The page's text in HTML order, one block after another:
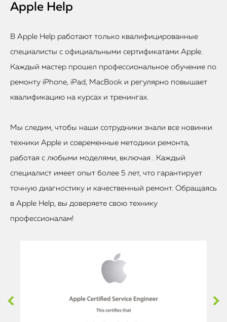
Apple Help
В Apple Help работают только квалифицированные
специалисты с официальными сертификатами Apple.
Каждый мастер прошел профессиональное обучение по
ремонту iPhone, iPad, MacBook и регулярно повышает
квалификацию на курсах и тренингах.
Мы следим, чтобы наши сотрудники знали все новинки
техники Apple и современные методики ремонта,
работая с любыми моделями, включая . Каждый
специалист имеет опыт более 5 лет, что гарантирует
точную диагностику и качественный ремонт. Обращаясь
в Apple Help, вы доверяете свою технику
профессионалам!